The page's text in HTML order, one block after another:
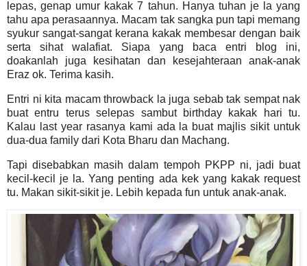
lepas, genap umur kakak 7 tahun. Hanya tuhan je la yang
tahu apa perasaannya. Macam tak sangka pun tapi memang
syukur sangat-sangat kerana kakak membesar dengan baik
serta sihat walafiat. Siapa yang baca entri blog ini,
doakanlah juga kesihatan dan kesejahteraan anak-anak
Eraz ok. Terima kasih.
Entri ni kita macam throwback la juga sebab tak sempat nak
buat entru terus selepas sambut birthday kakak hari tu.
Kalau last year rasanya kami ada la buat majlis sikit untuk
dua-dua family dari Kota Bharu dan Machang.
Tapi disebabkan masih dalam tempoh PKPP ni, jadi buat
kecil-kecil je la. Yang penting ada kek yang kakak request
tu. Makan sikit-sikit je. Lebih kepada fun untuk anak-anak.